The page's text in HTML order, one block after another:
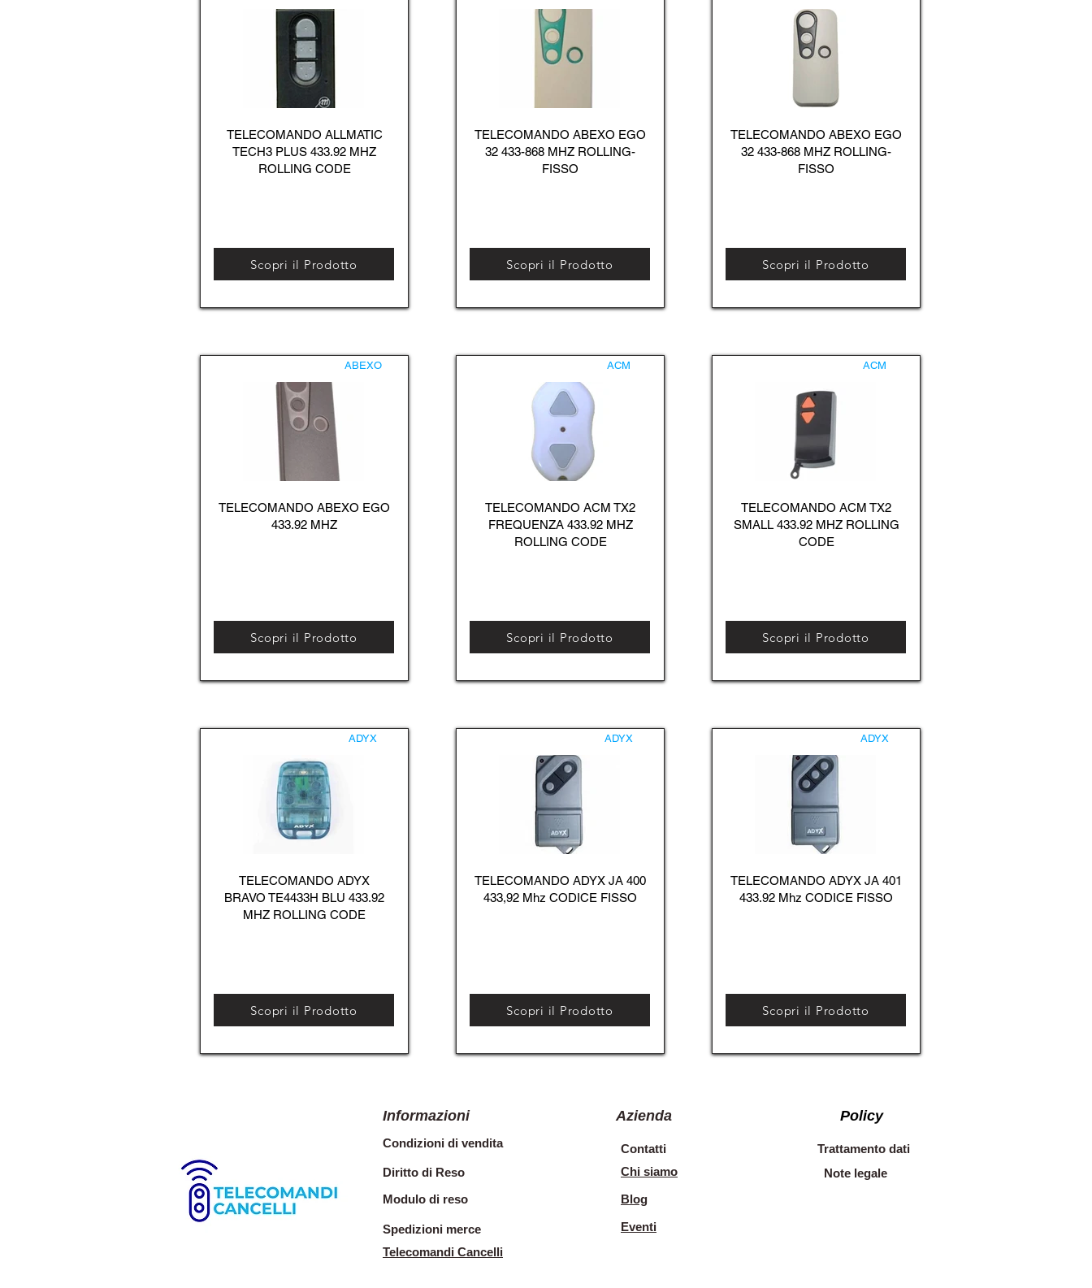
TELECOMANDO ALLMATIC
TECH3 PLUS 433.92 MHZ
ROLLING CODE
Scopri il Prodotto
ABEXO
TELECOMANDO ABEXO EGO
433.92 MHZ
Scopri il Prodotto
ADYX
TELECOMANDO ADYX
BRAVO TE4433H BLU 433.92
MHZ ROLLING CODE
Scopri il Prodotto
TELECOMANDO ABEXO EGO
32 433-868 MHZ ROLLING-
FISSO
Scopri il Prodotto
ACM
TELECOMANDO ACM TX2
FREQUENZA 433.92 MHZ
ROLLING CODE
Scopri il Prodotto
ADYX
TELECOMANDO ADYX JA 400
433,92 Mhz CODICE FISSO
Scopri il Prodotto
TELECOMANDO ABEXO EGO
32 433-868 MHZ ROLLING-
FISSO
Scopri il Prodotto
ACM
TELECOMANDO ACM TX2
SMALL 433.92 MHZ ROLLING
CODE
Scopri il Prodotto
ADYX
TELECOMANDO ADYX JA 401
433.92 Mhz CODICE FISSO
Scopri il Prodotto
Informazioni
Condizioni di vendita
Diritto di Reso
Modulo di reso
Spedizioni merce
Telecomandi Cancelli
Azienda
Contatti
Chi siamo
Blog
Eventi
Policy
Trattamento dati
Note legale